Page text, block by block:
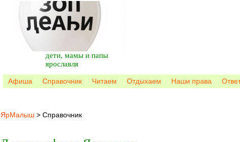
дети, мамы и папы
ярославля
Афиша Справочник Читаем Отдыхаем Наши права
ЯрМалыш > Справочник